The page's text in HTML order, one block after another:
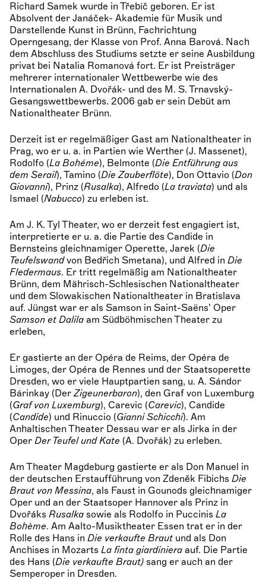
Richard Samek wurde in Třebíč geboren. Er ist
Absolvent der Janáček- Akademie für Musik und
Darstellende Kunst in Brünn, Fachrichtung
Operngesang, der Klasse von Prof. Anna Barová. Nach
dem Abschluss des Studiums setzte er seine Ausbildung
privat bei Natalia Romanová fort. Er ist Preisträger
mehrerer internationaler Wettbewerbe wie des
Internationalen A. Dvořák- und des M. S. Trnavský-
Gesangswettbewerbs. 2006 gab er sein Debüt am
Nationaltheater Brünn.
Derzeit ist er regelmäßiger Gast am Nationaltheater in
Prag, wo er u. a. in Partien wie Werther (J. Massenet),
Rodolfo (La Bohéme), Belmonte (Die Entführung aus
dem Serail), Tamino (Die Zauberflöte), Don Ottavio (Don
Giovanni), Prinz (Rusalka), Alfredo (La traviata) und als
Ismael (Nabucco) zu erleben ist.
Am J. K. Tyl Theater, wo er derzeit fest engagiert ist,
interpretierte er u. a. die Partie des Candide in
Bernsteins gleichnamiger Operette, Jarek (Die
Teufelswandvon Bedřich Smetana), und Alfred in Die
Fledermaus. Er tritt regelmäßig am Nationaltheater
Brünn, dem Mährisch-Schlesischen Nationaltheater
und dem Slowakischen Nationaltheater in Bratislava
auf. Jüngst war er als Samson in Saint-Saëns’ Oper
Samson et Dalila am Südböhmischen Theater zu
erleben,
Er gastierte an der Opéra de Reims, der Opéra de
Limoges, der Opéra de Rennes und der Staatsoperette
Dresden, wo er viele Hauptpartien sang, u. A. Sándor
Bárinkay (DerZigeunerbaron), den Graf von Luxemburg
(Graf von Luxemburg), Carevic (Carevic), Candide
(Candide) und Rinuccio (Gianni Schicchi). Am
Anhaltischen Theater Dessau war er als Jirka in der
Oper Der Teufel und Kate (A. Dvořák) zu erleben.
Am Theater Magdeburg gastierte er als Don Manuel in
der deutschen Erstaufführung von Zdeněk Fibichs Die
Braut von Messina, als Faust in Gounods gleichnamiger
Oper und an der Staatsoper Hannover als Prinz in
Dvořáks Rusalka sowie als Rodolfo in Puccinis La
Bohème. Am Aalto-Musiktheater Essen trat er in der
Rolle des Hans in Die verkaufte Braut und als Don
Anchises in Mozarts La finta giardiniera auf. Die Partie
des Hans (Die verkaufte Braut) sang er auch an der
Semperoper in Dresden.